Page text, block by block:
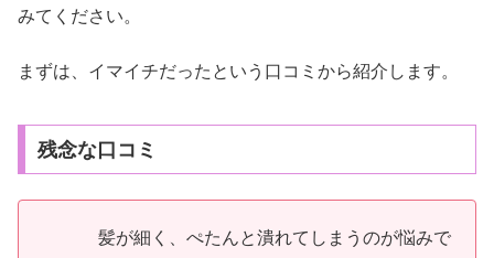
みてください。
まずは、イマイチだったという口コミから紹介します。
残念な口コミ
髪が細く、ぺたんと潰れてしまうのが悩みで